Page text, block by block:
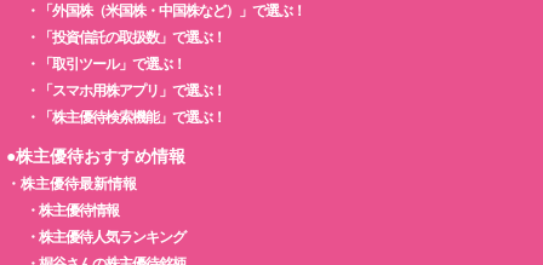
・
「外国株（米国株・中国株など）」で選ぶ！
・
「投資信託の取扱数」で選ぶ！
・
「取引ツール」で選ぶ！
・
「スマホ用株アプリ」で選ぶ！
・
「株主優待検索機能」で選ぶ！
●株主優待おすすめ情報
・ 株主優待最新情報
・ 株主優待情報
・ 株主優待人気ランキング